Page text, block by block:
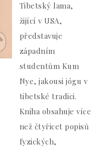
Tibetský lama,
žijící v USA,
představuje
západním
studentům Kum
Nye, jakousi jógu v
tibetské tradici.
Kniha obsahuje více
než čtyřicet popisů
fyzických,